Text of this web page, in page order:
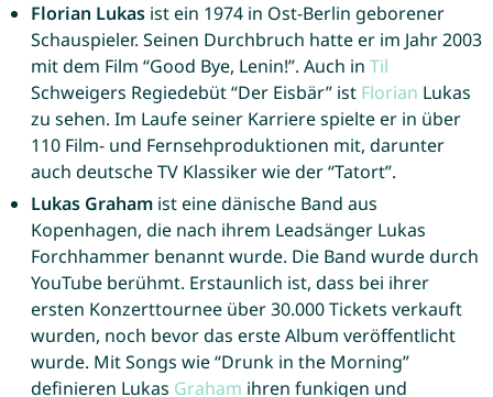
Florian Lukasist ein 1974 in Ost-Berlin geborener
Schauspieler. Seinen Durchbruch hatte er im Jahr 2003
mit dem Film “Good Bye, Lenin!”. Auch in Til
Schweigers Regiedebüt “Der Eisbär” ist Florian Lukas
zu sehen. Im Laufe seiner Karriere spielte er in über
110 Film- und Fernsehproduktionen mit, darunter
auch deutsche TV Klassiker wie der “Tatort”.
Lukas Grahamist eine dänische Band aus
Kopenhagen, die nach ihrem Leadsänger Lukas
Forchhammer benannt wurde. Die Band wurde durch
YouTube berühmt. Erstaunlich ist, dass bei ihrer
ersten Konzerttournee über 30.000 Tickets verkauft
wurden, noch bevor das erste Album veröffentlicht
wurde. Mit Songs wie “Drunk in the Morning”
definieren Lukas Graham ihren funkigen und